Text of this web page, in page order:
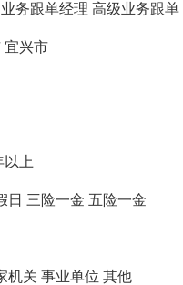
业务跟单经理 高级业务跟单
宜兴市
以上
日 三险一金 五险一金
机关 事业单位 其他